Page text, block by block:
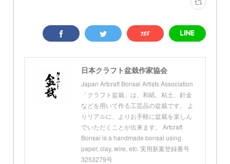
日本クラフト盆栽作家協会
Japan Artcraft Bonsai Artists Association
「クラフト盆栽」は、和紙、粘土、針金
などを用いて作る工芸品の盆栽です。 よ
りリアルに、よりお手軽に盆栽を楽しん
でいただくことが出来ます。 Artcraft
Bonsai is a handmade bonsai using
paper, clay, wire, etc. 実用新案登録番号
3253279号